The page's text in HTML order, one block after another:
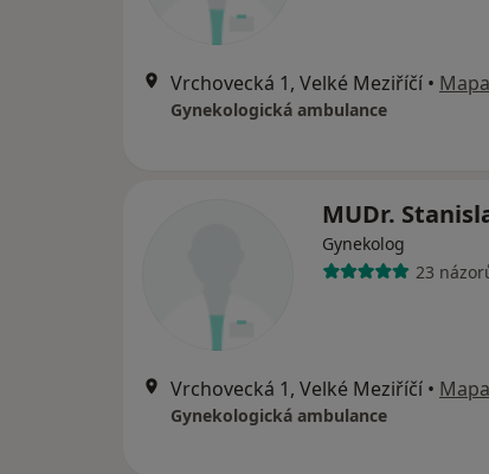
Vrchovecká 1, Velké Meziříčí • Mapa
Gynekologická ambulance
MUDr.
Gynekolog
23
Vrchovecká 1, Velké Meziříčí • Mapa
Gynekologická ambulance